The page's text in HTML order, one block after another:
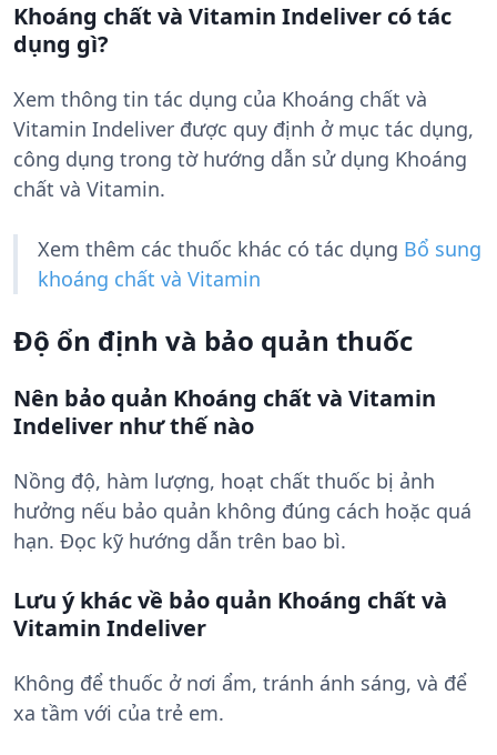
Khoáng chất và Vitamin Indeliver có tác
dụng gì?
Xem thông tin tác dụng của Khoáng chất và
Vitamin Indeliver được quy định ở mục tác dụng,
công dụng trong tờ hướng dẫn sử dụng Khoáng
chất và Vitamin.
Xem thêm các thuốc khác có tác dụng Bổ sung
khoáng chất và Vitamin
Độ ổn định và bảo quản thuốc
Nên bảo quản Khoáng chất và Vitamin
Indeliver như thế nào
Nồng độ, hàm lượng, hoạt chất thuốc bị ảnh
hưởng nếu bảo quản không đúng cách hoặc quá
hạn. Đọc kỹ hướng dẫn trên bao bì.
Lưu ý khác về bảo quản Khoáng chất và
Vitamin Indeliver
Không để thuốc ở nơi ẩm, tránh ánh sáng, và để
xa tầm với của trẻ em.